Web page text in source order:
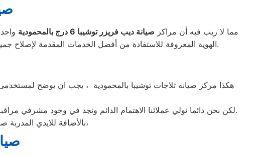
مما لا ريب فيه أن مراكز صيانة ديب فريزر توشيبا 6 درج بالمحمودية
الهوية المعروفة للاستفادة من أفضل الخدمات المقدمة لإصلاحالواجهة المثالية للتعويل عليه والاستعانة به في ذلك العالم الكبير.
هكذا مركز صيانه ثلاجات توشيبا بالمحمودية ، يجب ان يوضح لمستخدمى
لكن نحن دائما نولي عملائنا الاهتمام الدائم ونجد في وجود مشرفي مراقبة الجودة الاختيار الامثل لخروج اجهزة الثلاجات سواء من مركز الصيانه لثلاجات توشيبا المعتمد بالمحمودية او من منزل العميل.
بالأضافة للايدي المدربة صاحبة الخبرة في كافة اعطال ثلاجات توشيبا بجميع موديلاتها القديم منها والحديث،